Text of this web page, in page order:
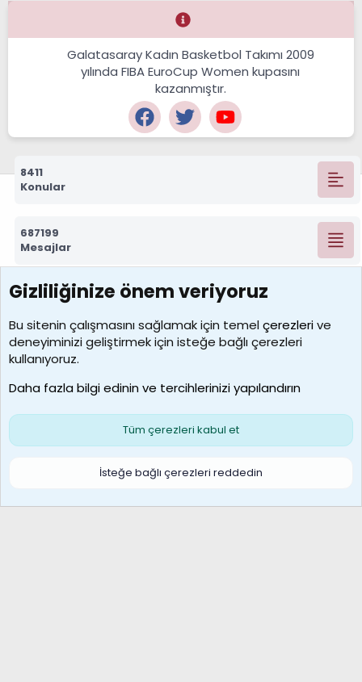
Galatasaray Kadın Basketbol Takımı 2009
yılında FIBA EuroCup Women kupasını
kazanmıştır.
8411
Konular
687199
Mesajlar
7388
Kullanıcılar
borabekirogluu
Son üye
Çerezler
S
Gizliliğinize önem veriyoruz
Bu sitenin çalışmasını sağlamak için temelçerezlerive
deneyiminizi geliştirmek için isteğe bağlı çerezleri
kullanıyoruz.
Daha fazla bilgi edinin ve tercihlerinizi yapılandırın
Tüm çerezleri kabul et
İsteğe bağlı çerezleri reddedin